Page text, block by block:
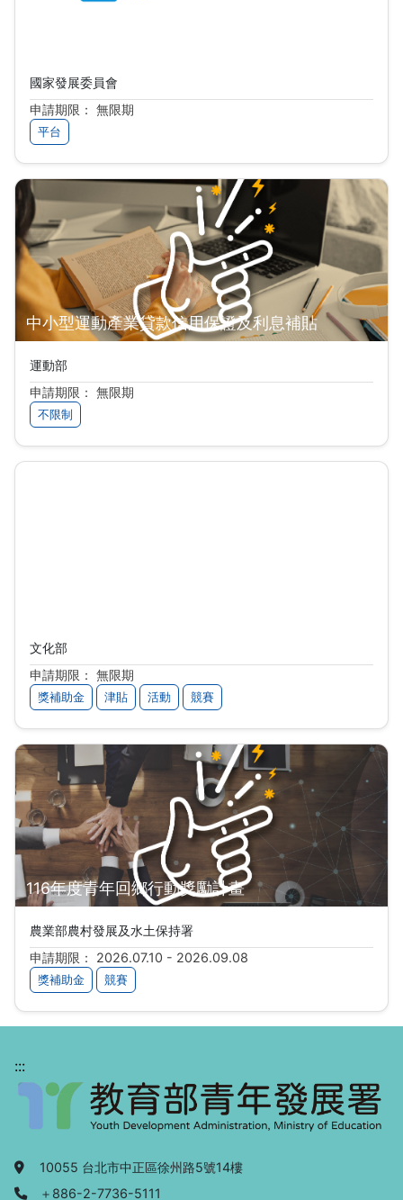
國家發展委員會
申請期限： 無限期
平台
中小型運動產業貸款信用保證及利息補貼
運動部
申請期限： 無限期
不限制
文化部
申請期限： 無限期
獎補助金 津貼 活動 競賽
116年度青年回鄉行動獎勵計畫
農業部農村發展及水土保持署
申請期限： 2026.07.10 - 2026.09.08
獎補助金 競賽
:::
地址：
10055 台北市中正區徐州路5號14樓
電話：
＋886-2-7736-5111